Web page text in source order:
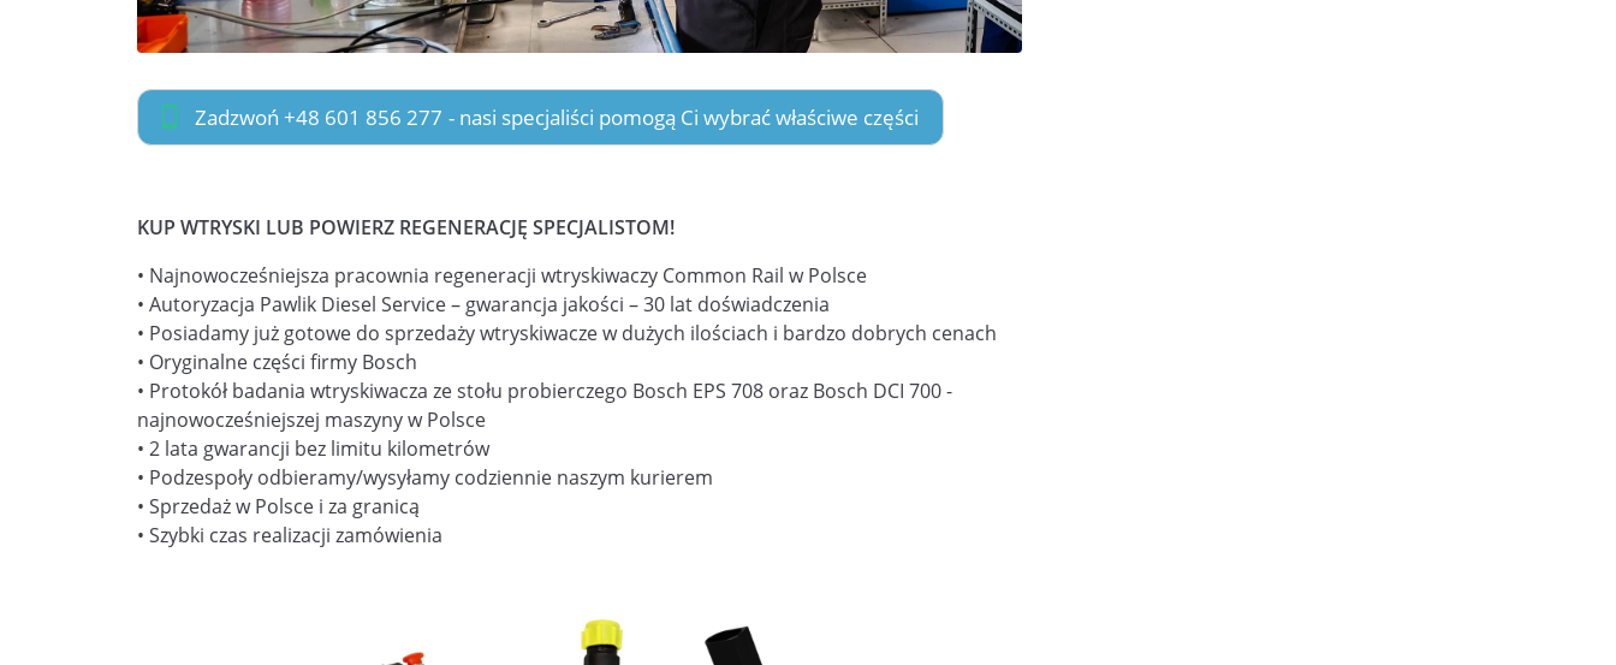
Zadzwoń +48 601 856 277 - nasi specjaliści pomogą Ci wybrać właściwe części
KUP WTRYSKI LUB POWIERZ REGENERACJĘ SPECJALISTOM!
• Najnowocześniejsza pracownia regeneracji wtryskiwaczy Common Rail w Polsce
• Autoryzacja Pawlik Diesel Service – gwarancja jakości – 30 lat doświadczenia
• Posiadamy już gotowe do sprzedaży wtryskiwacze w dużych ilościach i bardzo dobrych cenach
• Oryginalne części firmy Bosch
• Protokół badania wtryskiwacza ze stołu probierczego Bosch EPS 708 oraz Bosch DCI 700 -
najnowocześniejszej maszyny w Polsce
• 2 lata gwarancji bez limitu kilometrów
• Podzespoły odbieramy/wysyłamy codziennie naszym kurierem
• Sprzedaż w Polsce i za granicą
• Szybki czas realizacji zamówienia